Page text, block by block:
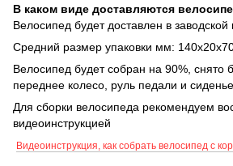
В каком виде доставляются
Велосипед будет доставлен в заводской
Средний размер упаковки мм:
Велосипед будет собран на 90%, снято
переднее колесо, руль педали и сиденье
Для сборки велосипеда рекомендуем
видеоинструкцией
Видеоинструкция, как собрать велосипед с